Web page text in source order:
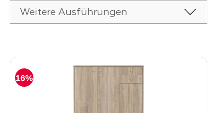
Weitere Ausführungen
16%